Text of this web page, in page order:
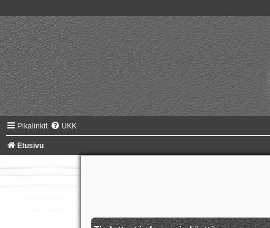
Pikalinkit UKK
Etusivu